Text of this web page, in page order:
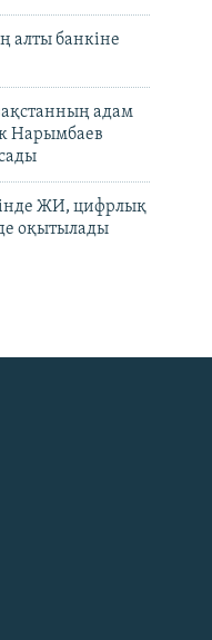
алты банкіне
адам
Нарымбаев
ЖИ, цифрлық
оқытылады